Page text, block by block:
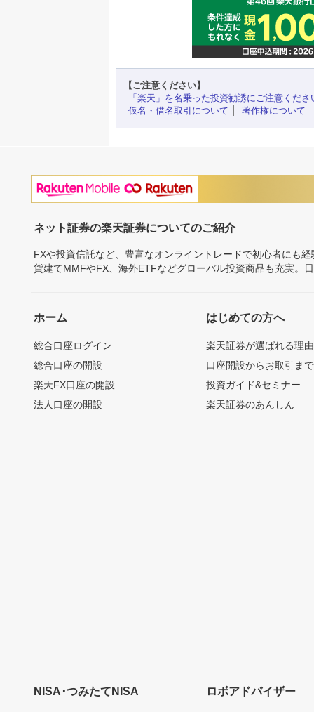
【ご注意ください】
「楽天」を名乗った投資勧誘にご注意くださ
仮名・借名取引について
著作権について
ネット証券の楽天証券についてのご紹介
FXや投資信託など、豊富なオンライントレードで初心者にも
貨建てMMFやFX、海外ETFなどグローバル投資商品も充実。
ホーム
総合口座ログイン
総合口座の開設
楽天FX口座の開設
法人口座の開設
はじめての方へ
楽天証券が選ばれる理由
口座開設からお取引ま
投資ガイド&セミナー
楽天証券のあんしん
NISA･つみたてNISA ロボアドバイザー